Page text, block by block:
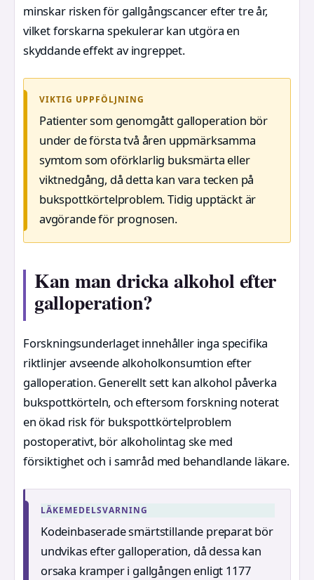
minskar risken för gallgångscancer efter tre år,
vilket forskarna spekulerar kan utgöra en
skyddande effekt av ingreppet.
VIKTIG UPPFÖLJNING
Patienter som genomgått galloperation bör
under de första två åren uppmärksamma
symtom som oförklarlig buksmärta eller
viktnedgång, då detta kan vara tecken på
bukspottkörtelproblem. Tidig upptäckt är
avgörande för prognosen.
Kan man dricka alkohol efter
galloperation?
Forskningsunderlaget innehåller inga specifika
riktlinjer avseende alkoholkonsumtion efter
galloperation. Generellt sett kan alkohol påverka
bukspottkörteln, och eftersom forskning noterat
en ökad risk för bukspottkörtelproblem
postoperativt, bör alkoholintag ske med
försiktighet och i samråd med behandlande läkare.
LÄKEMEDELSVARNING
Kodeinbaserade smärtstillande preparat bör
undvikas efter galloperation, då dessa kan
orsaka kramper i gallgången enligt 1177